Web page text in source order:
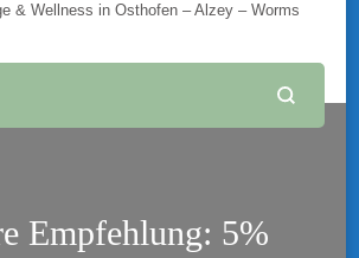
& Wellness in Osthofen – Alzey – Worms
Empfehlung: 5%